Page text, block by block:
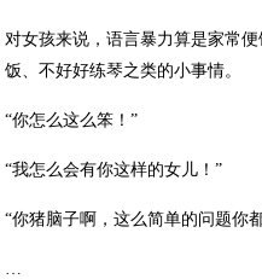
对女孩来说，语言暴力算是家常
饭、不好好练琴之类的小事情。
“你怎么这么笨！”
“我怎么会有你这样的女儿！”
“你猪脑子啊，这么简单的问题你
…